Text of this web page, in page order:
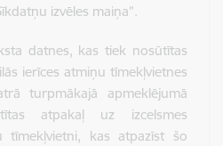
izvēles maiņa”.
datnes, kas tiek nosūtītas
ierīces atmiņu tīmekļvietnes
turpmākajā apmeklējumā
atpakaļ uz izcelsmes
tīmekļvietni, kas atpazīst šo